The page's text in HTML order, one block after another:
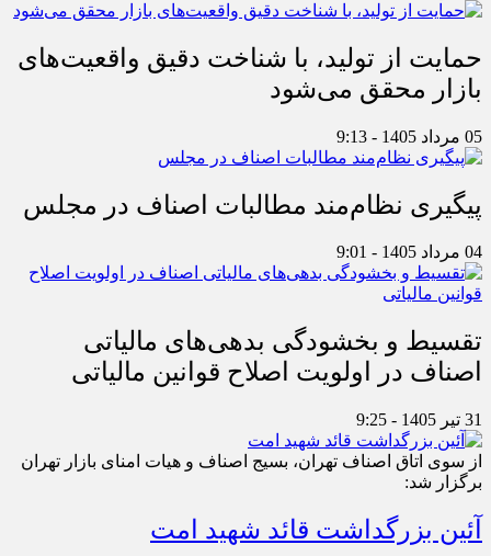
حمایت از تولید، با شناخت دقیق واقعیت‌های
بازار محقق می‌شود
05 مرداد 1405 - 9:13
پیگیری نظام‌مند مطالبات اصناف در مجلس
04 مرداد 1405 - 9:01
تقسیط و بخشودگی بدهی‌های مالیاتی
اصناف در اولویت اصلاح قوانین مالیاتی
31 تیر 1405 - 9:25
از سوی اتاق اصناف تهران، بسیج اصناف و هیات امنای بازار تهران
برگزار شد:
آئین بزرگداشت قائد شهید امت